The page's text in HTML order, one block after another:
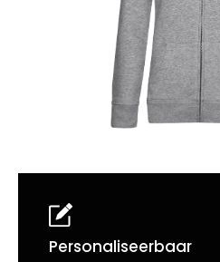
BusinessWellness
Beechfield
Blakläder
Edge Safety
Personaliseerbaar